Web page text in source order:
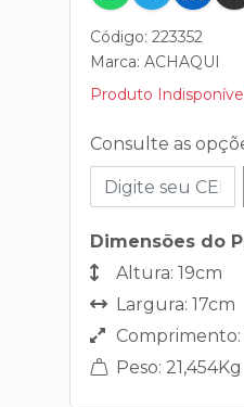
Código: 223352
Marca: ACHAQUI
Produto
Consulte as
Dimensões do
Altura: 19cm
Largura: 17cm
Comprimento:
Peso: 21,454Kg